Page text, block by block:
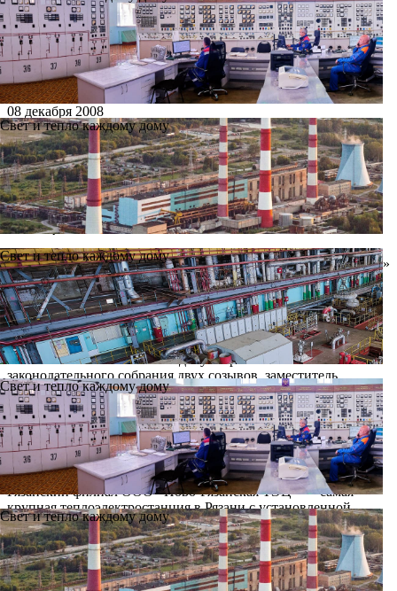
Свет и тепло каждому дому
Свет и тепло каждому дому
Свет и тепло каждому дому
Свет и тепло каждому дому
08 декабря 2008
Анатолий Шестаков —
предприниматель, депутат,
меценат
Председатель Совета директоров ООО «Ново-Рязанская ТЭЦ»
Анатолий Шестаков известен в Рязанской области не только
как предприниматель, промышленник и инвестор,
построивший с нуля горно-обогатительный комбинат по
добыче и переработке кварцевого песка «Мураевня» в
Милославском районе Рязанской области, но и как меценат, а
также опытный политик — депутат регионального
законодательного собрания двух созывов, заместитель
руководителя фракции «Единая Россия» в областной Думе,
член Политсовета Рязанского регионального отделения
партии «Единая Россия».
Сердце Рязани
Рязанский филиал ООО «Ново-Рязанская ТЭЦ» — самая
крупная теплоэлектростанция в Рязани с установленной
электрической мощностью 410 МВт и тепловой мощностью
2089 Гкал/час. Ново-Рязанская ТЭЦ обеспечивает
централизованное тепло- и электроснабжение более 40
промышленных предприятий Рязани, в том числе
крупнейших предприятий Южного промышленного узла.